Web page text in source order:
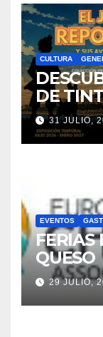
CULTURA
DE
DE31 JULIO,
EVENTOS
FERIAS
QUESO
29 JULIO,